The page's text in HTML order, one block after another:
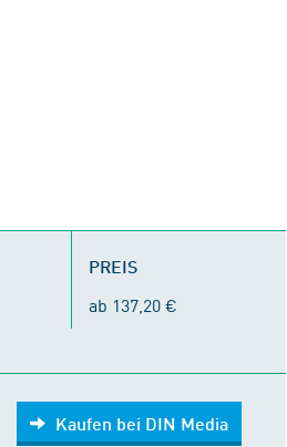
PREIS
ab 137,20 €
Kaufen bei DIN Media